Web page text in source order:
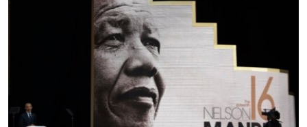
မကြေးမုံရဲ့ အင်္ဂလိပ်စာ
ရုပ်ရှင်ထဲက အင်္ဂလိပ်စာ
သုတပဒေသာ အင်္ဂလိပ်စာ
ရေဒီယိုနှင့်ရုပ်သံ အချက်အလက်များ
ရေဒီယို/တီဗွီအစီအစဉ်
ဗွီအိုအေ လူမှုကွန်ယက်များ